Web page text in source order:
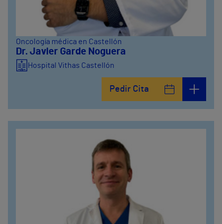
Oncología médica en Castellón
Dr. Javier Garde Noguera
Hospital Vithas Castellón
Pedir Cita